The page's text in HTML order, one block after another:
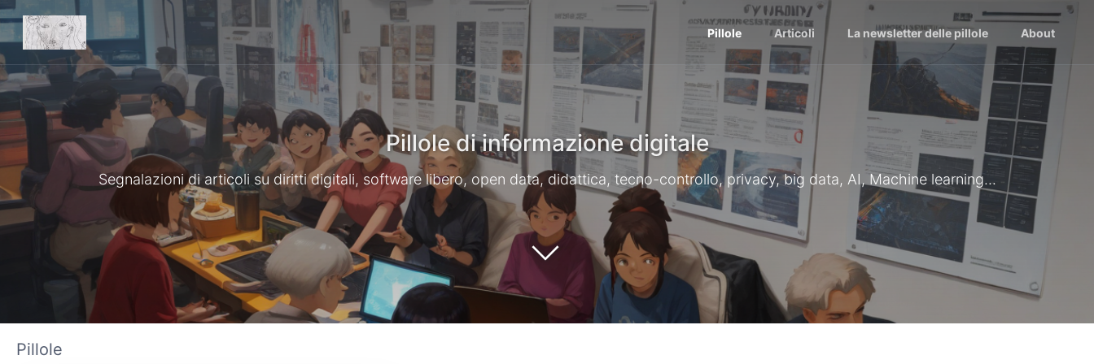
Pillole Articoli La newsletter delle pillole About
Pillole di informazione digitale
Segnalazioni di articoli su diritti digitali, software libero, open data, didattica, tecno-controllo, privacy, big data, AI, Machine learning...
Pillole